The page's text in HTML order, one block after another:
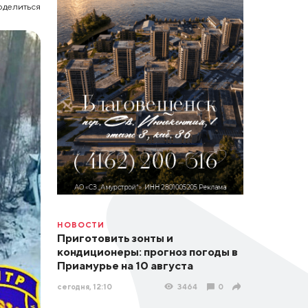
НОВОСТИ
Приготовить зонты и
кондиционеры: прогноз погоды в
Приамурье на 10 августа
сегодня, 12:10 3464 0